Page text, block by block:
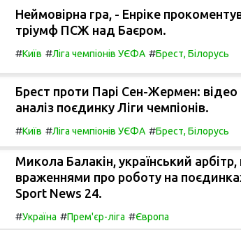
Неймовірна гра, - Енріке
тріумф ПСЖ над Баєром.
#Київ #Ліга чемпіонів УЄФА #Брест, Білорусь
Брест проти Парі Сен-Жермен: відео
аналіз поєдинку Ліги чемпіонів.
#Київ #Ліга чемпіонів УЄФА #Брест, Білорусь
Микола Балакін, український
враженнями про роботу на
Sport News 24.
#Україна #Прем'єр-ліга #Європа